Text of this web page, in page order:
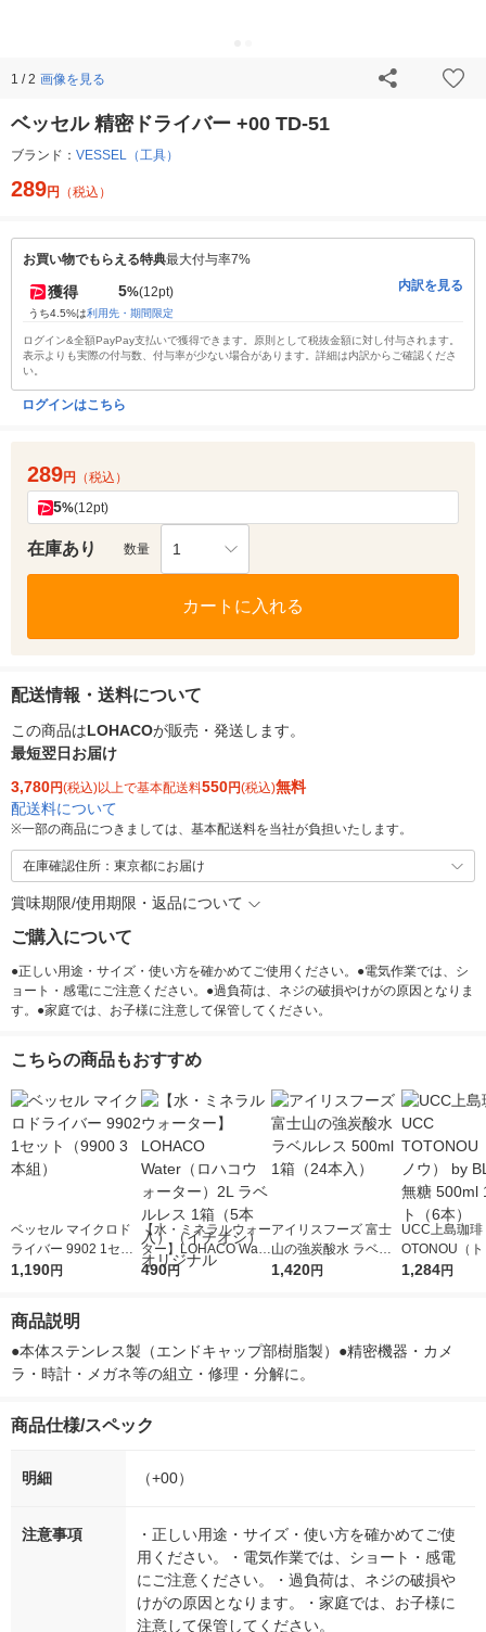
1 / 2 画像を見る
ベッセル 精密ドライバー +00 TD-51
ブランド： VESSEL（工具）
289円 （税込）
お買い物でもらえる特典最大付与率7%
獲得 5%(12pt)
うち4.5%は利用先・期間限定
内訳を見る
ログイン&全額PayPay支払いで獲得できます。原則として税抜金額に対し付与されます。
表示よりも実際の付与数、付与率が少ない場合があります。詳細は内訳からご確認くださ
い。
ログインはこちら
289円 （税込）
5%(12pt)
在庫あり 数量 1
カートに入れる
配送情報・送料について
この商品はLOHACOが販売・発送します。
最短翌日お届け
3,780円(税込)以上で基本配送料550円(税込)無料
配送料について
※一部の商品につきましては、基本配送料を当社が負担いたします。
在庫確認住所：東京都にお届け
賞味期限/使用期限・返品について
ご購入について
●正しい用途・サイズ・使い方を確かめてご使用ください。●電気作業では、シ
ョート・感電にご注意ください。●過負荷は、ネジの破損やけがの原因となりま
す。●家庭では、お子様に注意して保管してください。
こちらの商品もおすすめ
ベッセル マイクロド
ライバー 9902 1セッ
ト（9900 3本組）
1,190円
【水・ミネラルウォー
ター】LOHACO Wate
r（ロハコウォータ
490円
アイリスフーズ 富士
山の強炭酸水 ラベル
レス 500ml 1箱（24
1,420円
UCC上島珈琲
OTONOU（
ウ） by
1,284円
商品説明
●本体ステンレス製（エンドキャップ部樹脂製）●精密機器・カメ
ラ・時計・メガネ等の組立・修理・分解に。
商品仕様/スペック
明細 （+00）
注意事項
・正しい用途・サイズ・使い方を確かめてご使
用ください。・電気作業では、ショート・感電
にご注意ください。・過負荷は、ネジの破損や
けがの原因となります。・家庭では、お子様に
注意して保管してください。